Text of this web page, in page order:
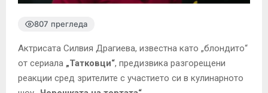
807 прегледа
Актрисата Силвия Драгиева, известна като „блондито“
от сериала „Татковци“, предизвика разгорещени
реакции сред зрителите с участието си в кулинарното